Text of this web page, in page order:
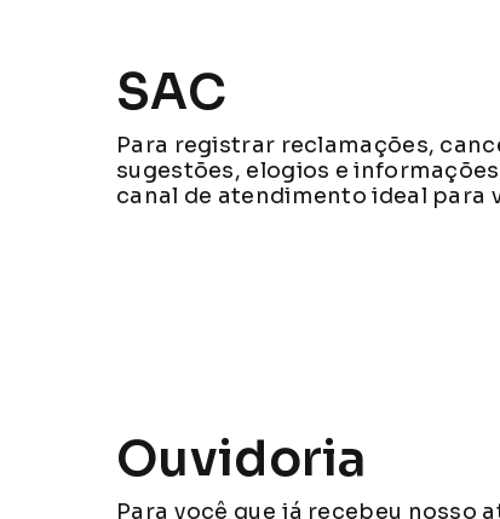
SAC
Para registrar reclamações,
sugestões, elogios e
canal de atendimento ideal para
Ouvidoria
Para você que já recebeu nosso